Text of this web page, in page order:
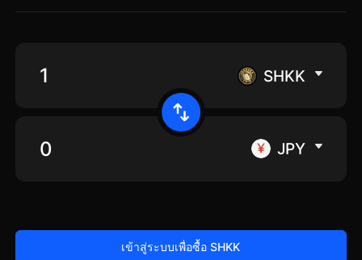
SHKK
JPY
เข้าสู่ระบบเพื่อซื้อ SHKK